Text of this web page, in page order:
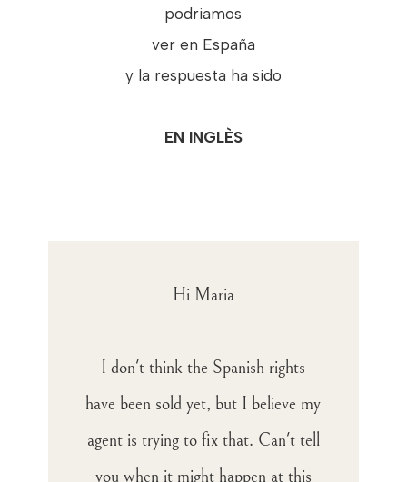
podriamos
ver en España
y la respuesta ha sido
EN INGLÈS
Hi Maria
I don't think the Spanish rights
have been sold yet, but I believe my
agent is trying to fix that. Can't tell
you when it might happen at this